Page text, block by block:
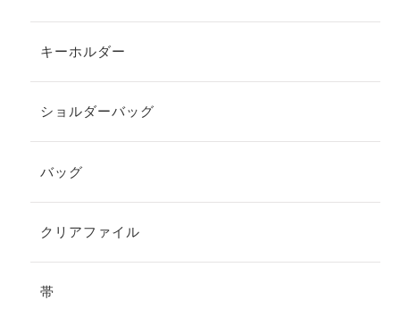
キーホルダー
ショルダーバッグ
バッグ
クリアファイル
帯